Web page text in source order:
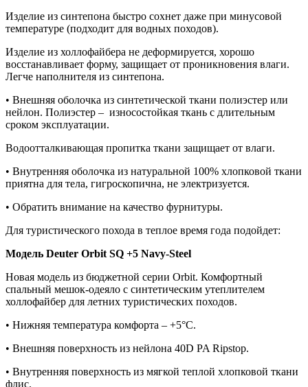
Изделие из синтепона быстро сохнет даже при минусовой
температуре (подходит для водных походов).
Изделие из холлофайбера не деформируется, хорошо
восстанавливает форму, защищает от проникновения влаги.
Легче наполнителя из синтепона.
• Внешняя оболочка из синтетической ткани полиэстер или
нейлон. Полиэстер – износостойкая ткань с длительным
сроком эксплуатации.
Водоотталкивающая пропитка ткани защищает от влаги.
• Внутренняя оболочка из натуральной 100% хлопковой ткани
приятна для тела, гигроскопична, не электризуется.
• Обратить внимание на качество фурнитуры.
Для туристического похода в теплое время года подойдет:
Модель Deuter Orbit SQ +5 Navy-Steel
Новая модель из бюджетной серии Orbit. Комфортный
спальный мешок-одеяло с синтетическим утеплителем
холлофайбер для летних туристических походов.
• Нижняя температура комфорта – +5°С.
• Внешняя поверхность из нейлона 40D PA Ripstop.
• Внутренняя поверхность из мягкой теплой хлопковой ткани
флис.